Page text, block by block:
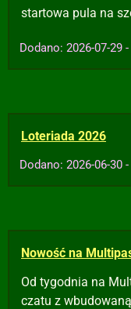
startowa pula na
Dodano: 2026-07-29
Loteriada 2026
Dodano: 2026-06-30
Nowość na
Od tygodnia na
czatu z